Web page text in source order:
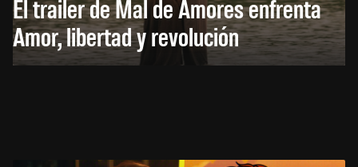
El trailer de Mal de Amores enfrenta
Amor, libertad y revolución